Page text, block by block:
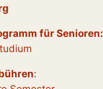
für Senioren:
: